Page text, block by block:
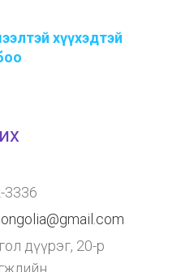
хүүхэдтэй
3336
дүүрэг, 20-р